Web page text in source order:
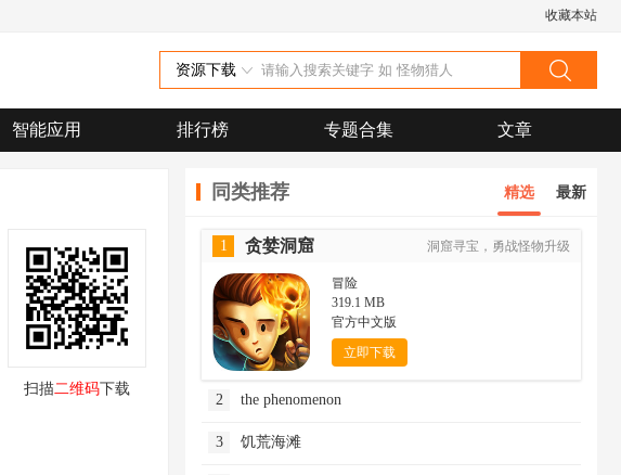
收藏本站
资源下载
智能应用 排行榜 专题合集 文章
扫描二维码下载
同类推荐 精选 最新
1 贪婪洞窟 洞窟寻宝，勇战怪物升级
冒险
319.1 MB
官方中文版
立即下载
2 the phenomenon
3 饥荒海滩